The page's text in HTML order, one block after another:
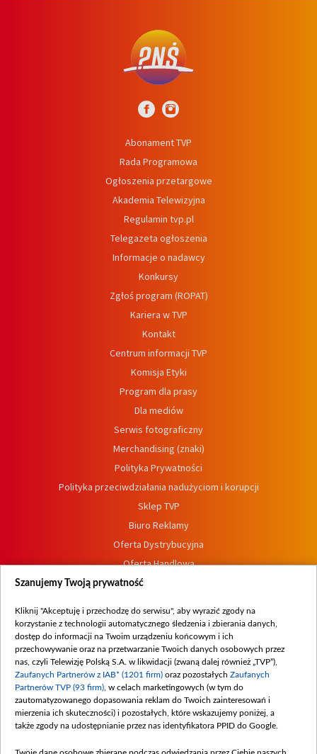
Abonament TVP
Rada Programowa
Ogłoszenia przetargowe
Akademia Telewizyjna
Regulamin tvp.pl
Telegazeta ogłoszenia
Informacje o nadawcy
Konkursy
Zgłoś program (ROPAT)
Kariera w TVP
Kontakt
Centrum informacji TVP
Komisja Etyki
Program dla prasy
Dla mediów
Serwis fotograficzny
Merchandising (znaki)
Polityka Prywatności
Polityka przeciwdziałania nadużyciom i korupcji
Sklep TVP
Biuro Reklamy
Oferta Dystrybucyjna
Oferta Handlowa
Dostępność
Procedura zgłoszeń wewnętrznych
Szanujemy Twoją prywatność
Kliknij "Akceptuję i przechodzę do serwisu", aby wyrazić zgody na
korzystanie z technologii automatycznego śledzenia i zbierania danych,
dostęp do informacji na Twoim urządzeniu końcowym i ich
przechowywanie oraz na przetwarzanie Twoich danych osobowych przez
nas, czyli Telewizję Polską S.A. w likwidacji (zwaną dalej również „TVP”),
Zaufanych Partnerów z IAB* (1201 firm) oraz pozostałych Zaufanych
Partnerów TVP (93 firm) , w celach marketingowych (w tym do
zautomatyzowanego dopasowania reklam do Twoich zainteresowań i
mierzenia ich skuteczności) i pozostałych, które wskazujemy poniżej, a
także zgody na udostępnianie przez nas identyfikatora PPID do Google.